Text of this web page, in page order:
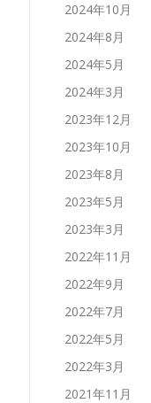
2024年10月
2024年8月
2024年5月
2024年3月
2023年12月
2023年10月
2023年8月
2023年5月
2023年3月
2022年11月
2022年9月
2022年7月
2022年5月
2022年3月
2021年11月